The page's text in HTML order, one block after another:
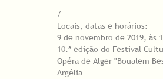
/
Locais, datas e horários:
9 de novembro de 2019, às
10.ª edição do Festival
Opéra de Alger "Boualem
Argélia